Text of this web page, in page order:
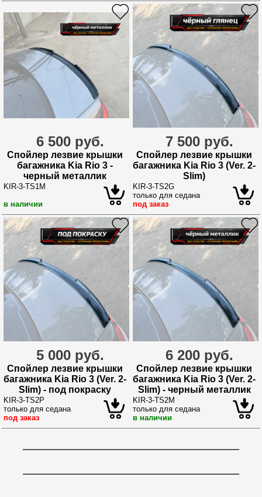
6 500 руб.
Спойлер лезвие крышки
багажника Kia Rio 3 -
черный металлик
KIR-3-TS1M
в наличии
7 500 руб.
Спойлер лезвие крышки
багажника Kia Rio 3 (Ver. 2-
Slim)
KIR-3-TS2G
только для седана
под заказ
5 000 руб.
Спойлер лезвие крышки
багажника Kia Rio 3 (Ver. 2-
Slim) - под покраску
KIR-3-TS2P
только для седана
под заказ
6 200 руб.
Спойлер лезвие крышки
багажника Kia Rio 3 (Ver. 2-
Slim) - черный металлик
KIR-3-TS2M
только для седана
в наличии